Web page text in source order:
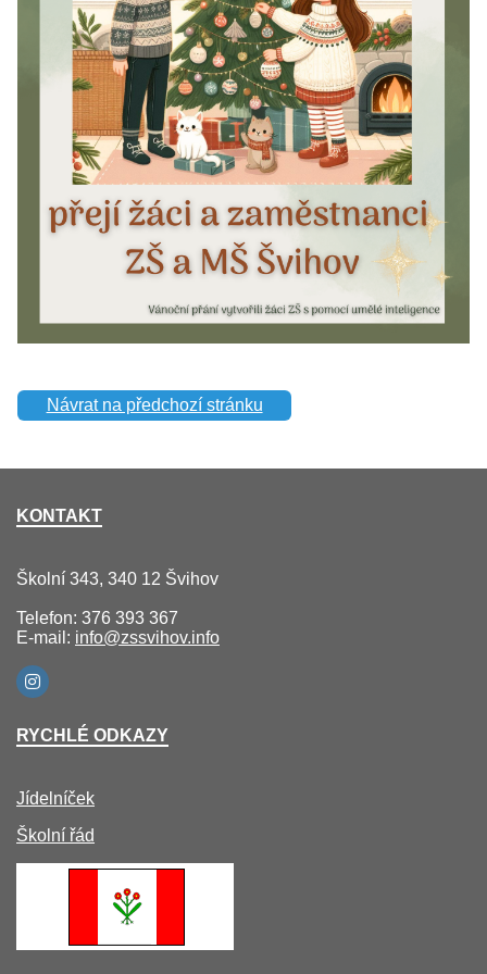
Návrat na předchozí stránku
KONTAKT
Školní 343, 340 12 Švihov
Telefon: 376 393 367
E-mail: info@zssvihov.info
RYCHLÉ ODKAZY
Jídelníček
Školní řád